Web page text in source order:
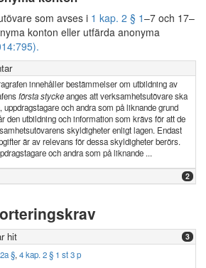
som avses i 1 kap. 2 § 1–7 och 17–
konton eller utfärda anonyma
innehåller bestämmelser om utbildning av
första styckeanges att verksamhetsutövare ska
och andra som på liknande grund
den utbildning och information som krävs för att de
skyldigheter enligt lagen. Endast
är av relevans för dessa skyldigheter berörs.
och andra som på liknande ...
2
hit 3
§, 4 kap. 2 § 1 st 3 p